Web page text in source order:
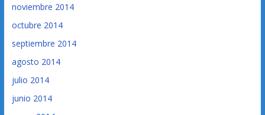
noviembre 2014
octubre 2014
septiembre 2014
agosto 2014
julio 2014
junio 2014